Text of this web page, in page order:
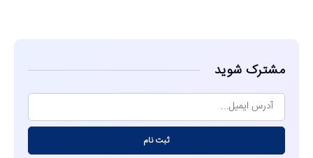
مشترک شوید
ثبت نام